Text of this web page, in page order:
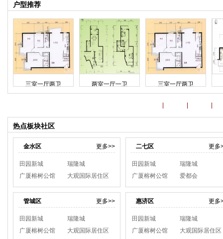
户型推荐
三室一厅两卫 两室一厅一卫 三室一厅两卫
热点板块社区
金水区 更多>>
田园新城
瑞隆城
广厦榕树公馆
大观国际居住区
二七区 更多
田园新城
瑞隆城
广厦榕树公馆
爱都会
管城区 更多>>
田园新城
瑞隆城
广厦榕树公馆
大观国际居住区
惠济区 更多
田园新城
瑞隆城
广厦榕树公馆
大观国际居住区